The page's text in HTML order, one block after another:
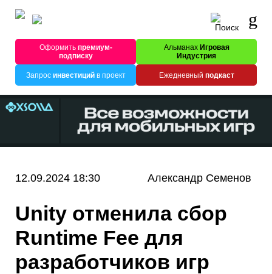
Оформитьпремиум-
подписку
Альманах Игровая
Индустрия
Запрос инвестицийв проект Ежедневный подкаст
12.09.2024 18:30 Александр Семенов
Unity отменила сбор
Runtime Fee для
разработчиков игр